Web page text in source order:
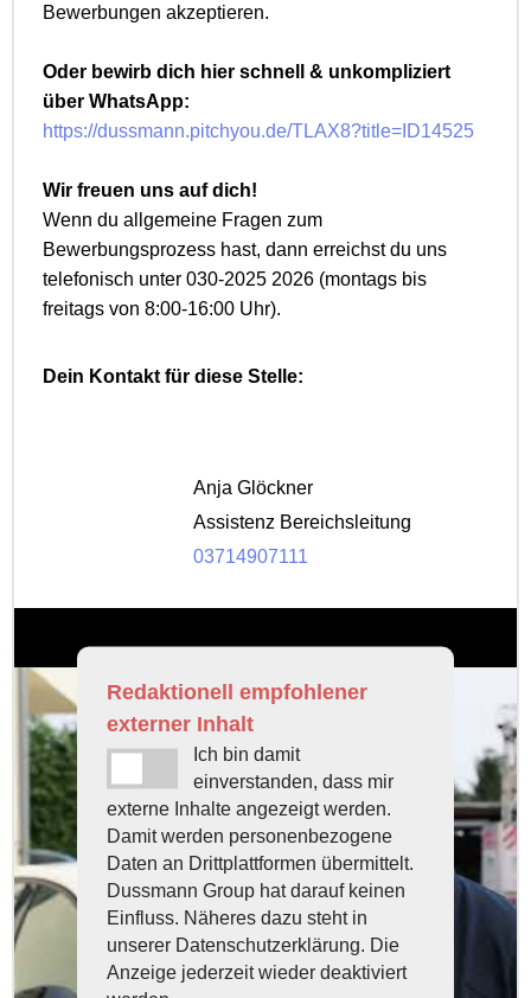
Bewerbungen akzeptieren.
Oder bewirb dich hier schnell & unkompliziert
über WhatsApp:
https://dussmann.pitchyou.de/TLAX8?title=ID14525
Wir freuen uns auf dich!
Wenn du allgemeine Fragen zum
Bewerbungsprozess hast, dann erreichst du uns
telefonisch unter 030-2025 2026 (montags bis
freitags von 8:00-16:00 Uhr).
Dein Kontakt für diese Stelle:
Anja Glöckner
Assistenz Bereichsleitung
03714907111
Redaktionell empfohlener
externer Inhalt
Ich bin damit
einverstanden, dass mir
externe Inhalte angezeigt werden.
Damit werden personenbezogene
Daten an Drittplattformen übermittelt.
Dussmann Group hat darauf keinen
Einfluss. Näheres dazu steht in
unserer Datenschutzerklärung. Die
Anzeige jederzeit wieder deaktiviert